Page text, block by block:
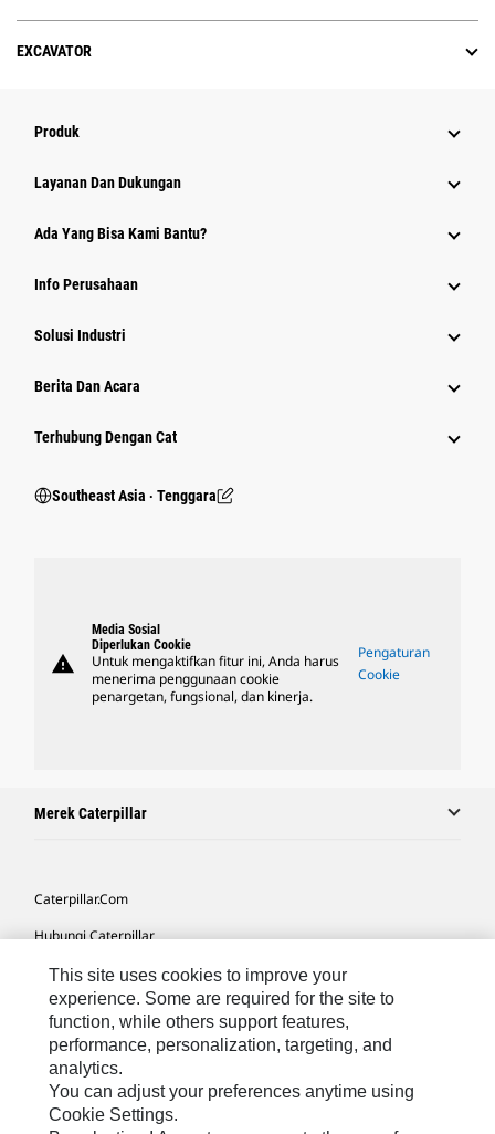
EXCAVATOR
Produk
Layanan Dan Dukungan
Ada Yang Bisa Kami Bantu?
Info Perusahaan
Solusi Industri
Berita Dan Acara
Terhubung Dengan Cat
Southeast Asia ‧ Tenggara
warning
Media Sosial
Diperlukan Cookie
Untuk mengaktifkan fitur ini, Anda harus
menerima penggunaan cookie
penargetan, fungsional, dan kinerja.
Pengaturan
Cookie
Merek Caterpillar
Caterpillar.com
Hubungi Caterpillar
Preferensi Pemasaran Saya
Peta Situs
Cookie Settings
Hukum
Privasi
This site uses cookies to improve your
experience. Some are required for the site to
function, while others support features,
performance, personalization, targeting, and
analytics.
You can adjust your preferences anytime using
Cookie Settings.